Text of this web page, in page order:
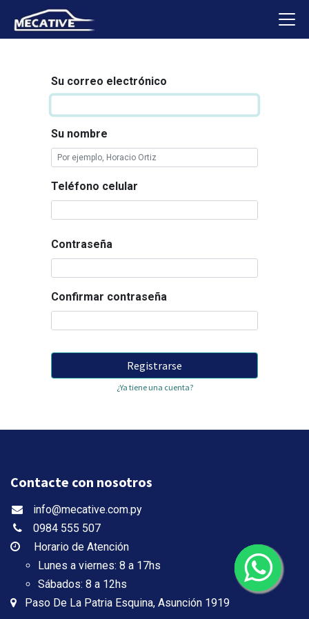
Su correo electrónico
Su nombre
Teléfono celular
Contraseña
Confirmar contraseña
Registrarse
¿Ya tiene una cuenta?
Contacte con nosotros
info@mecative.com.py
0984 555 507
Horario de Atención
Lunes a viernes: 8 a 17hs
Sábados: 8 a 12hs
Paso De La Patria Esquina, Asunción 1919